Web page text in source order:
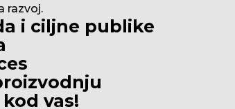
razvoj.
i ciljne publike
vas!